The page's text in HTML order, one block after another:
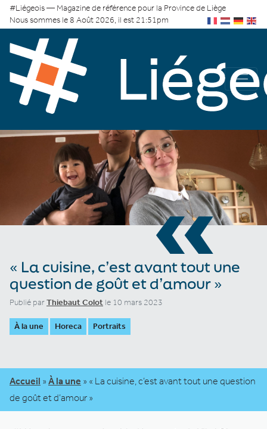
#Liégeois — Magazine de référence pour la Province de Liège
Nous sommes le 8 Août 2026, il est 21:51pm
«
« La cuisine, c’est avant tout une
question de goût et d’amour »
Publié parThiebaut Colot le 10 mars 2023
À la une Horeca Portraits
Accueil » À la une » « La cuisine, c’est avant tout une question
de goût et d’amour »